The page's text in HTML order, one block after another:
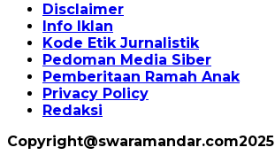
Disclaimer
Info Iklan
Kode Etik Jurnalistik
Pedoman Media Siber
Pemberitaan Ramah Anak
Privacy Policy
Redaksi
Copyright@swaramandar.com2025